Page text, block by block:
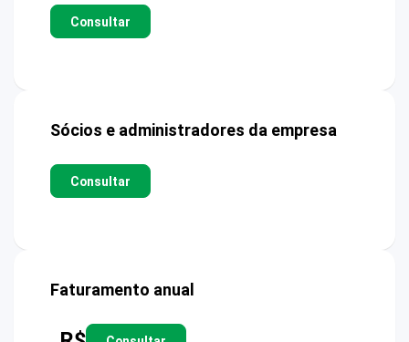
Consultar
Sócios e administradores da empresa
Consultar
Faturamento anual